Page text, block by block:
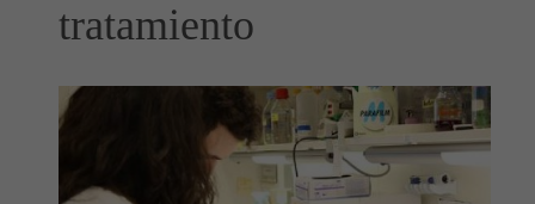
tratamiento